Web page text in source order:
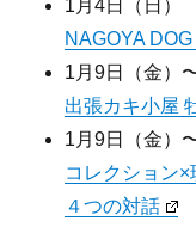
1月4日（日）
NAGOYA
1月9日（金）
出張カキ小屋
1月9日（金）
コレクション
４つの対話